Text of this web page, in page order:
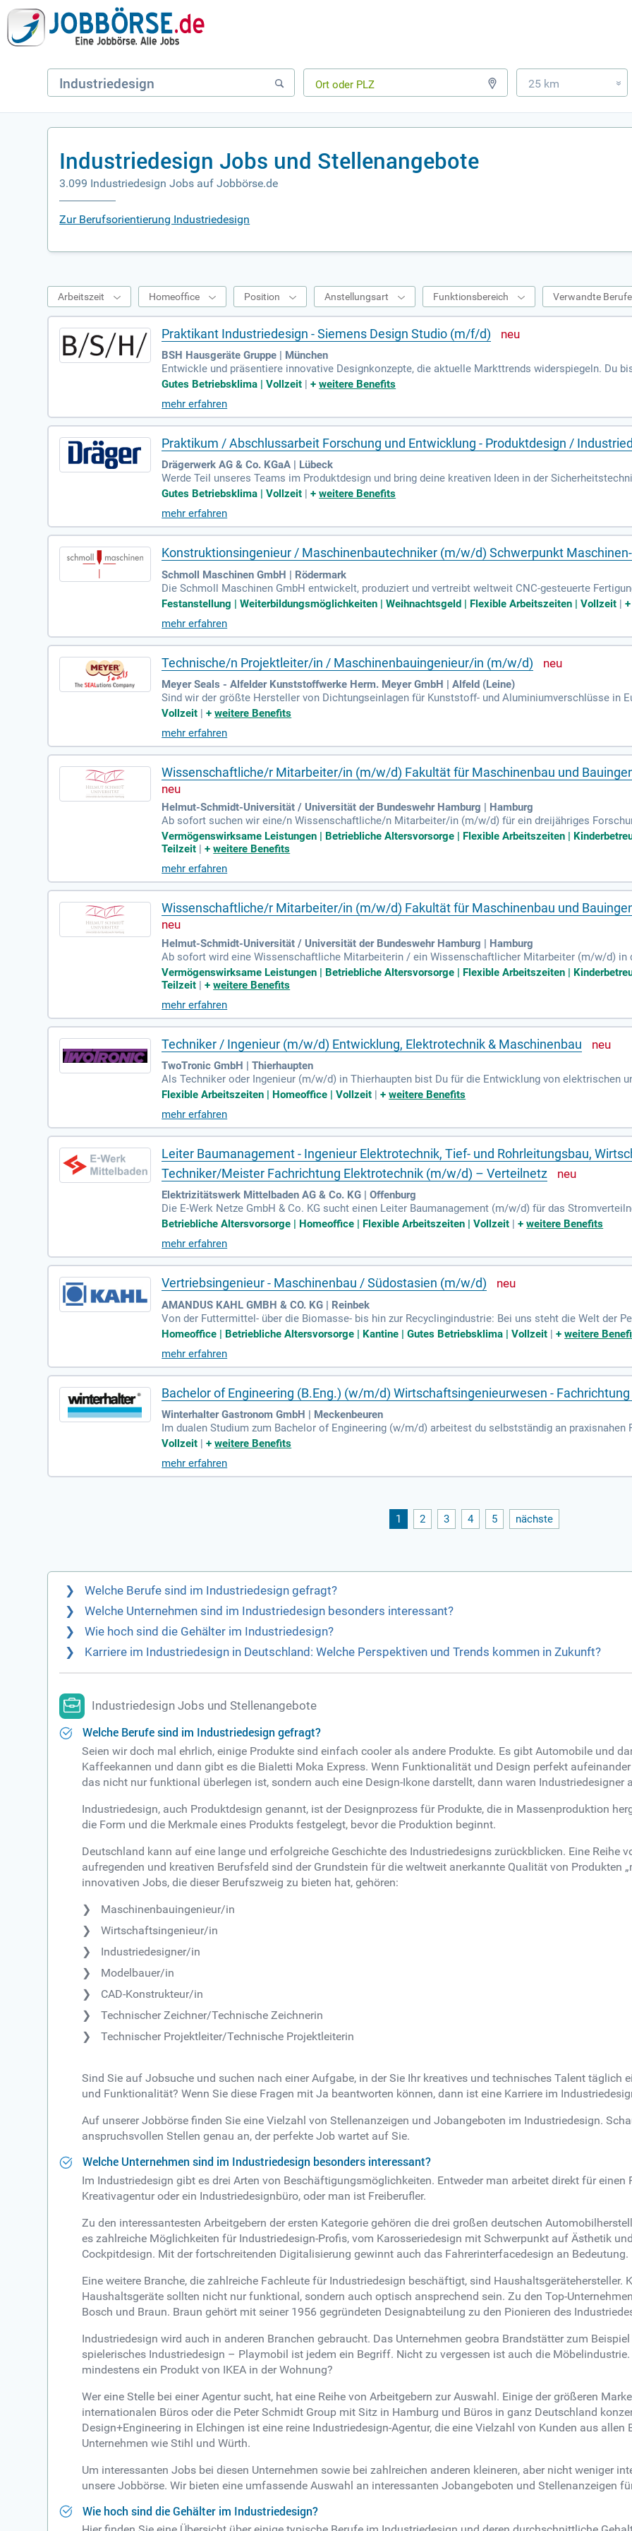
25 km »
Industriedesign Jobs und Stellenangebote
3.099 Industriedesign Jobs auf Jobbörse.de
Zur Berufsorientierung Industriedesign
Arbeitszeit Homeoffice Position Anstellungsart Funktionsbereich Verwandte Berufe
Praktikant Industriedesign - Siemens Design Studio (m/f/d)
BSH Hausgeräte Gruppe | München
Entwickle und präsentiere innovative Designkonzepte, die aktuelle Markttrends widerspiegeln. Du
odukt Design ab dem 4. Semester? Du bringst Kenntnisse in Solidworks, Rhino, Keyshot, Adobe
eine wertschätzende Atmosphäre in einem innovativen Team. Gemeinsam entwickeln wir kreative
hen Interessen.
Gutes Betriebsklima | Vollzeit |+weitere Benefits
mehr erfahren
Praktikum / Abschlussarbeit Forschung und Entwicklung - Produktdesign /
Drägerwerk AG & Co. KGaA | Lübeck
Werde Teil unseres Teams im Produktdesign und bring deine kreativen Ideen in der
raktikum, das abwechslungsreiche und innovative Gestaltungsaufgaben umfasst. Deine Mission ist
Benutzeroberflächen beteiligt. Flexibles Arbeiten ist möglich, je nach Anforderungen des
persönlichen Bewerbungsgespräch über deine Zukunft bei Dräger sprechen und herausfinden, wie
Gutes Betriebsklima | Vollzeit |+weitere Benefits
mehr erfahren
Konstruktionsingenieur / Maschinenbautechniker (m/w/d) Schwerpunkt
Schmoll Maschinen GmbH | Rödermark
Die Schmoll Maschinen GmbH entwickelt, produziert und vertreibt weltweit CNC-gesteuerte
elekommunikations- und Computerindustrie.
Festanstellung | Weiterbildungsmöglichkeiten | Weihnachtsgeld | Flexible Arbeitszeiten | Vollzeit |
mehr erfahren
Technische/n Projektleiter/in / Maschinenbauingenieur/in (m/w/d)
Meyer Seals - Alfelder Kunststoffwerke Herm. Meyer GmbH | Alfeld (Leine)
Sind wir der größte Hersteller von Dichtungseinlagen für Kunststoff- und Aluminiumverschlüsse in
hhaltige Verpackungslösungen für die Versiegelung von Lebensmitteln, Getränken, Pharmazeutika,
Vollzeit |+weitere Benefits
mehr erfahren
Wissenschaftliche/r Mitarbeiter/in (m/w/d) Fakultät für Maschinenbau und
Helmut-Schmidt-Universität / Universität der Bundeswehr Hamburg | Hamburg
Ab sofort suchen wir eine/n Wissenschaftliche/n Mitarbeiter/in (m/w/d) für ein dreijähriges
r Profile in kohäsiven Böden. Die Position umfasst 39 Stunden pro Woche und Entgeltgruppe 13
rische und experimentelle Geotechnik sowie die Digitalisierung in diesem Bereich. Zu den Aufgaben
und gute Englischkenntnisse (mindestens B2) werden vorausgesetzt. Profitieren Sie von flexiblen
gen und einer gezielten Personalentwicklung.
Vermögenswirksame Leistungen | Betriebliche Altersvorsorge | Flexible Arbeitszeiten |
Teilzeit |+weitere Benefits
mehr erfahren
Wissenschaftliche/r Mitarbeiter/in (m/w/d) Fakultät für Maschinenbau und
Helmut-Schmidt-Universität / Universität der Bundeswehr Hamburg | Hamburg
Ab sofort wird eine Wissenschaftliche Mitarbeiterin / ein Wissenschaftlicher Mitarbeiter (m/w/d) in
gesucht. Im Fokus der Professur für Massivbau steht die mechanische Modellierung von
ören Forschungsprojekte sowie die Mitwirkung in der Lehre. Voraussetzung ist ein
iveau mit. Genießen Sie flexible Arbeitszeiten, vermögenswirksame Leistungen und
g.
Vermögenswirksame Leistungen | Betriebliche Altersvorsorge | Flexible Arbeitszeiten |
Teilzeit |+weitere Benefits
mehr erfahren
Techniker / Ingenieur (m/w/d) Entwicklung, Elektrotechnik & Maschinenbau
TwoTronic GmbH | Thierhaupten
Als Techniker oder Ingenieur (m/w/d) in Thierhaupten bist Du für die Entwicklung von elektrischen
tlich. Deine Expertise umfasst die Planung und Optimierung von Baugruppen in interdisziplinären
dards sind Teil Deiner Aufgaben. Zudem erstellst Du technische Dokumentationen und Angebote,
it Deinem Know-how trägst Du entscheidend zur Effizienz und Erfolg unserer Produkte bei.
Flexible Arbeitszeiten | Homeoffice | Vollzeit |+weitere Benefits
mehr erfahren
Leiter Baumanagement - Ingenieur Elektrotechnik, Tief- und Rohrleitungsbau,
Techniker/Meister Fachrichtung Elektrotechnik (m/w/d) – Verteilnetz
Elektrizitätswerk Mittelbaden AG & Co. KG | Offenburg
Die E-Werk Netze GmbH & Co. KG sucht einen Leiter Baumanagement (m/w/d) für das
Vollzeit- oder Teilzeitstelle übernehmen Sie die fachliche und disziplinarische Verantwortung für ein
48 Kommunen sichern Sie Wirtschaftlichkeit und Versorgungsqualität. Ihre Aufgaben umfassen
etmanagement und Netzplanung. Bewerben Sie sich jetzt und werden Sie Teil eines dynamischen
Betriebliche Altersvorsorge | Homeoffice | Flexible Arbeitszeiten | Vollzeit |+weitere Benefits
mehr erfahren
Vertriebsingenieur - Maschinenbau / Südostasien (m/w/d)
AMANDUS KAHL GMBH & CO. KG | Reinbek
Von der Futtermittel- über die Biomasse- bis hin zur Recyclingindustrie: Bei uns steht die Welt der
Homeoffice | Betriebliche Altersvorsorge | Kantine | Gutes Betriebsklima | Vollzeit |+weitere
mehr erfahren
Bachelor of Engineering (B.Eng.) (w/m/d) Wirtschaftsingenieurwesen -
Winterhalter Gastronom GmbH | Meckenbeuren
Im dualen Studium zum Bachelor of Engineering (w/m/d) arbeitest du selbstständig an praxisnahen
riebliche Herausforderungen. Der Studiengang vermittelt dir umfassende Kenntnisse in Ingenieur-
n schließt du erfolgreich ab und bist optimal auf den Berufseinstieg vorbereitet. Du solltest die
sowie gute Englischkenntnisse mitbringen. Wenn du Technik und Wirtschaft verbinden und die
Vollzeit |+weitere Benefits
mehr erfahren
1 2 3 4 5 nächste
Welche Berufe sind im Industriedesign gefragt?
Welche Unternehmen sind im Industriedesign besonders interessant?
Wie hoch sind die Gehälter im Industriedesign?
Karriere im Industriedesign in Deutschland: Welche Perspektiven und Trends kommen in Zukunft?
Industriedesign Jobs und Stellenangebote
Welche Berufe sind im Industriedesign gefragt?
Seien wir doch mal ehrlich, einige Produkte sind einfach cooler als andere Produkte. Es gibt Automobile und
Kaffeekannen und dann gibt es die Bialetti Moka Express. Wenn Funktionalität und Design perfekt
das nicht nur funktional überlegen ist, sondern auch eine Design-Ikone darstellt, dann waren Industriedesigner
Industriedesign, auch Produktdesign genannt, ist der Designprozess für Produkte, die in Massenproduktion
die Form und die Merkmale eines Produkts festgelegt, bevor die Produktion beginnt.
Deutschland kann auf eine lange und erfolgreiche Geschichte des Industriedesigns zurückblicken. Eine Reihe
aufregenden und kreativen Berufsfeld sind der Grundstein für die weltweit anerkannte Qualität von Produkten
innovativen Jobs, die dieser Berufszweig zu bieten hat, gehören:
Maschinenbauingenieur/in
Wirtschaftsingenieur/in
Industriedesigner/in
Modelbauer/in
CAD-Konstrukteur/in
Technischer Zeichner/Technische Zeichnerin
Technischer Projektleiter/Technische Projektleiterin
Sind Sie auf Jobsuche und suchen nach einer Aufgabe, in der Sie Ihr kreatives und technisches Talent täglich
und Funktionalität? Wenn Sie diese Fragen mit Ja beantworten können, dann ist eine Karriere im
Auf unserer Jobbörse finden Sie eine Vielzahl von Stellenanzeigen und Jobangeboten im Industriedesign.
anspruchsvollen Stellen genau an, der perfekte Job wartet auf Sie.
Welche Unternehmen sind im Industriedesign besonders interessant?
Im Industriedesign gibt es drei Arten von Beschäftigungsmöglichkeiten. Entweder man arbeitet direkt für einen
Kreativagentur oder ein Industriedesignbüro, oder man ist Freiberufler.
Zu den interessantesten Arbeitgebern der ersten Kategorie gehören die drei großen deutschen
es zahlreiche Möglichkeiten für Industriedesign-Profis, vom Karosseriedesign mit Schwerpunkt auf Ästhetik
Cockpitdesign. Mit der fortschreitenden Digitalisierung gewinnt auch das Fahrerinterfacedesign an Bedeutung.
Eine weitere Branche, die zahlreiche Fachleute für Industriedesign beschäftigt, sind Haushaltsgerätehersteller.
Haushaltsgeräte sollten nicht nur funktional, sondern auch optisch ansprechend sein. Zu den Top-
Bosch und Braun. Braun gehört mit seiner 1956 gegründeten Designabteilung zu den Pionieren des
Industriedesign wird auch in anderen Branchen gebraucht. Das Unternehmen geobra Brandstätter zum
spielerisches Industriedesign – Playmobil ist jedem ein Begriff. Nicht zu vergessen ist auch die
mindestens ein Produkt von IKEA in der Wohnung?
Wer eine Stelle bei einer Agentur sucht, hat eine Reihe von Arbeitgebern zur Auswahl. Einige der größeren
internationalen Büros oder die Peter Schmidt Group mit Sitz in Hamburg und Büros in ganz Deutschland
Design+Engineering in Elchingen ist eine reine Industriedesign-Agentur, die eine Vielzahl von Kunden aus
Unternehmen wie Stihl und Würth.
Um interessanten Jobs bei diesen Unternehmen sowie bei zahlreichen anderen kleineren, aber nicht weniger
unsere Jobbörse. Wir bieten eine umfassende Auswahl an interessanten Jobangeboten und Stellenanzeigen
Wie hoch sind die Gehälter im Industriedesign?